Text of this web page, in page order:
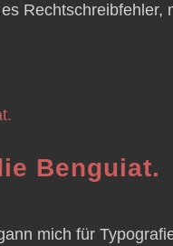
Rechtschreibfehler,
Benguiat.
mich für